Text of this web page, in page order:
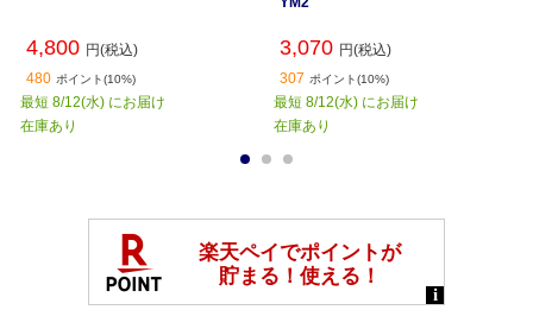
4,800 円(税込)
480 ポイント(10%)
最短 8/12(水) にお届け
在庫あり
3,070 円(税込)
307 ポイント(10%)
最短 8/12(水) にお届け
在庫あり